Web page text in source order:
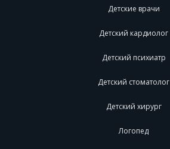
Детские врачи
Детский кардиолог
Детский психиатр
Детский стоматолог
Детский хирург
Логопед